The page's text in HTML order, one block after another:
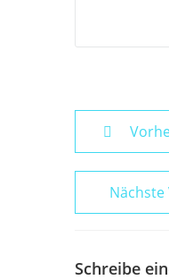
Schreibe